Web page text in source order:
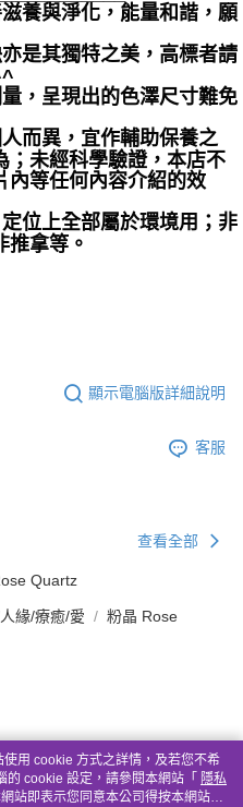
養與淨化，能量和諧，願
是其獨特之美，高標者請
，呈現出的色澤尺寸難免
而異，宜作輔助保養之
；未經科學驗證，本店不
內等任何內容介紹的效
位上全部屬於環境用；非
推拿等。
顯示電腦版詳細說明
客服
查看全部
Quartz
緣/療癒/愛
粉晶 Rose
用 cookie 方式之詳情，及若您不希
cookie 設定，請參閱本網站「 隱私
站即表示您同意本公司得按本網站使